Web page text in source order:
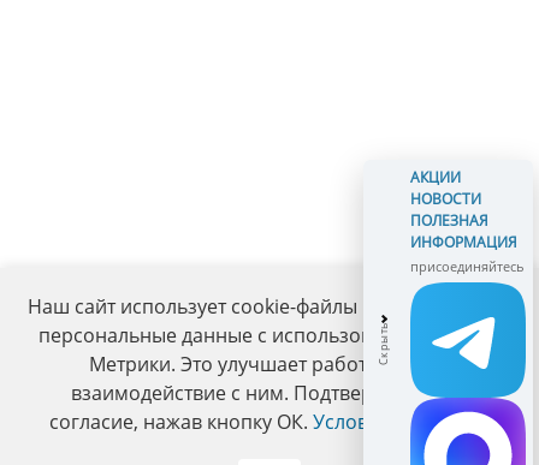
Наш сайт использует cookie-файлы и обрабатывает
персональные данные с использованием Яндекс
Метрики. Это улучшает работу сайта и
взаимодействие с ним. Подтвердите ваше
согласие, нажав кнопку ОК. Условия политики.
АКЦИИ
НОВОСТИ
ПОЛЕЗНАЯ
ИНФОРМАЦИЯ
присоединяйтесь